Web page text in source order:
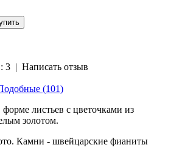
3 | Написать отзыв
(101)
листьев с цветочками из
золотом.
Камни - швейцарские фианиты